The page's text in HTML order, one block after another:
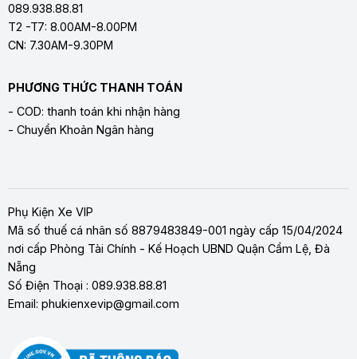
089.938.88.81
T2 -T7: 8.00AM-8.00PM
CN: 7.30AM-9.30PM
PHƯƠNG THỨC THANH TOÁN
- COD: thanh toán khi nhận hàng
- Chuyển Khoản Ngân hàng
Phụ Kiện Xe VIP
Mã số thuế cá nhân số 8879483849-001 ngày cấp 15/04/2024
nơi cấp Phòng Tài Chính - Kế Hoạch UBND Quận Cẩm Lệ, Đà
Nẵng
Số Điện Thoại : 089.938.88.81
Email: phukienxevip@gmail.com